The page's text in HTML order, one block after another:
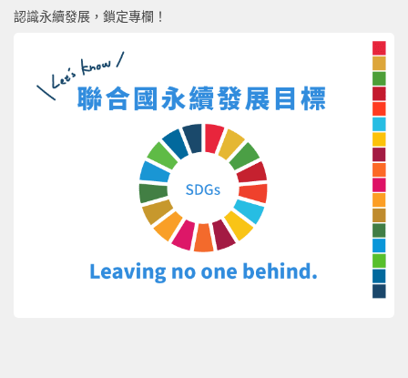
認識永續發展，鎖定專欄！